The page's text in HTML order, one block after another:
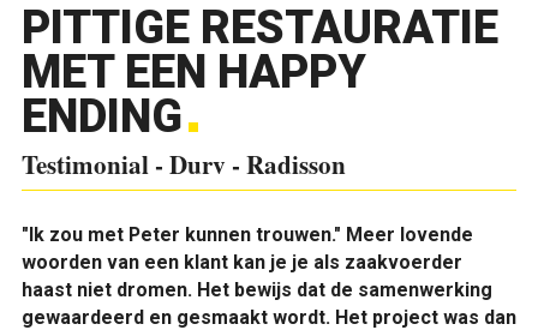
PITTIGE RESTAURATIE
MET EEN HAPPY
ENDING
Testimonial - Durv - Radisson
"Ik zou met Peter kunnen trouwen." Meer lovende
woorden van een klant kan je je als zaakvoerder
haast niet dromen. Het bewijs dat de samenwerking
gewaardeerd en gesmaakt wordt. Het project was dan